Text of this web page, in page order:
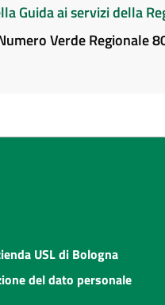
Guida ai servizi della
Verde Regionale
USL di Bologna
del dato personale